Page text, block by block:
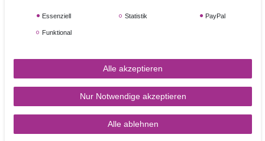
Gramm | 11,80 € / Kilogramm
In den Warenkorb
12,90 €
Essenziell Statistik PayPal
Funktional
Alle akzeptieren
Nur Notwendige akzeptieren
Alle ablehnen